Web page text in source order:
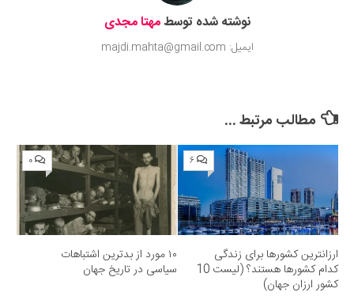
نوشته شده توسطمهتا مجدی
ایمیل: majdi.mahta@gmail.com
مطالب مرتبط ...
۶
ارزانترین کشورها برای زندگی
کدام کشورها هستند؟ (لیست 10
کشور ارزان جهان)
۰
۱۰ مورد از بدترین اشتباهات
سیاسی در تاریخ جهان